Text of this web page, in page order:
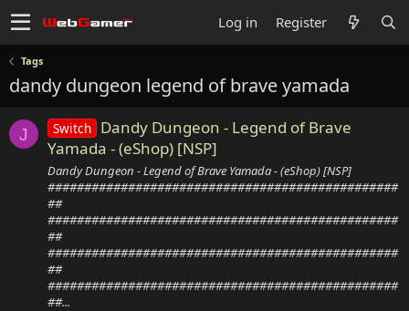
Log in Register
Tags
dandy dungeon legend of brave yamada
J Switch Dandy Dungeon - Legend of Brave
Yamada - (eShop) [NSP]
Dandy Dungeon - Legend of Brave Yamada - (eShop) [NSP]
################################################
##
################################################
##
################################################
##
################################################
##...